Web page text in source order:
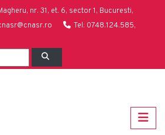
nr. 31, et. 6, sector 1, Bucuresti,
Tel: 0748.124.585,